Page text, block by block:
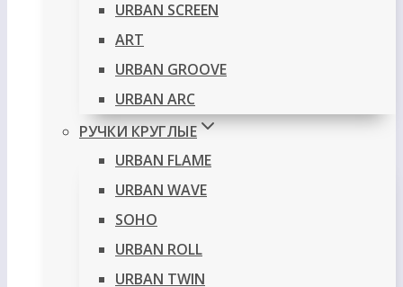
URBAN SCREEN
ART
URBAN GROOVE
URBAN ARC
РУЧКИ КРУГЛЫЕ
URBAN FLAME
URBAN WAVE
SOHO
URBAN ROLL
URBAN TWIN